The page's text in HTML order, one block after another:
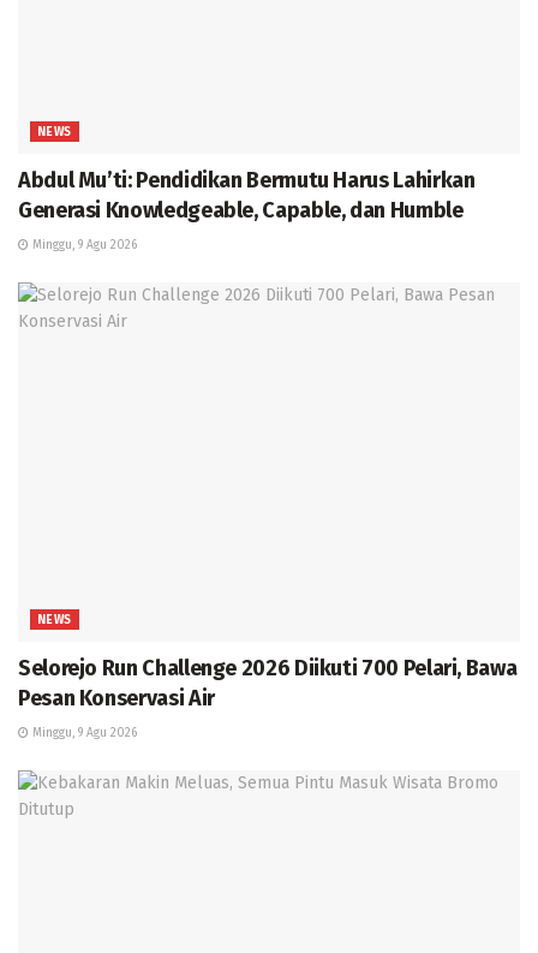
NEWS
Abdul Mu’ti: Pendidikan Bermutu Harus Lahirkan
Generasi Knowledgeable, Capable, dan Humble
Minggu, 9 Agu 2026
NEWS
Selorejo Run Challenge 2026 Diikuti 700 Pelari, Bawa
Pesan Konservasi Air
Minggu, 9 Agu 2026